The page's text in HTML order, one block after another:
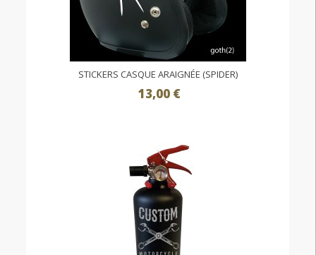
STICKERS CASQUE ARAIGNÉE (SPIDER)
13,00 €